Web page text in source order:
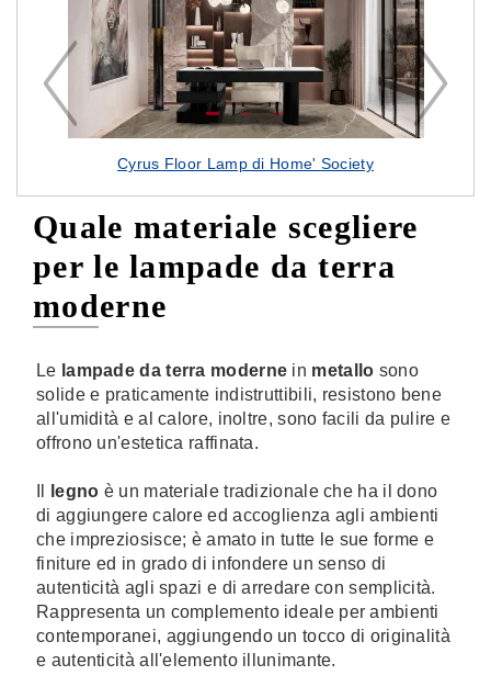
Cyrus Floor Lamp di Home' Society
Quale materiale scegliere
per le lampade da terra
moderne
Le lampade da terra moderne in metallo sono
solide e praticamente indistruttibili, resistono bene
all'umidità e al calore, inoltre, sono facili da pulire e
offrono un'estetica raffinata.
legno è un materiale tradizionale che ha il dono
di aggiungere calore ed accoglienza agli ambienti
che impreziosisce; è amato in tutte le sue forme e
finiture ed in grado di infondere un senso di
autenticità agli spazi e di arredare con semplicità.
Rappresenta un complemento ideale per ambienti
contemporanei, aggiungendo un tocco di originalità
e autenticità all'elemento illunimante.